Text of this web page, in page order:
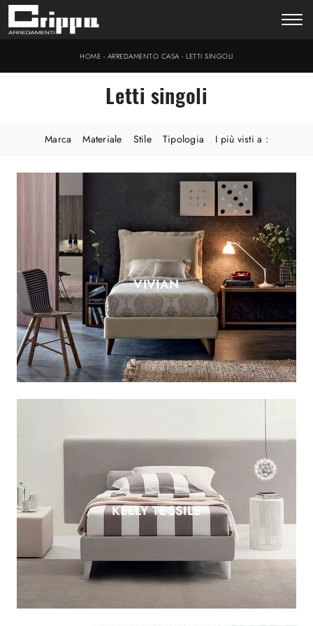
HOME - ARREDAMENTO CASA -LETTI SINGOLI
Letti singoli
Marca Materiale Stile Tipologia I più visti a :
VIVIAN
KELLY TESSILE